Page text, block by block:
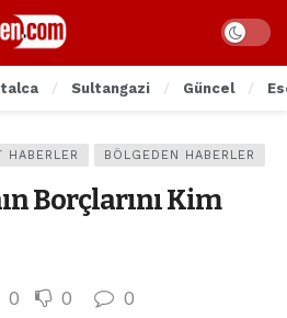
Sultangazi Güncel
HABERLER BÖLGEDEN HABERLER
Borçlarını Kim
0 0 0